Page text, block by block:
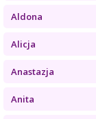
Aldona
Alicja
Anastazja
Anita